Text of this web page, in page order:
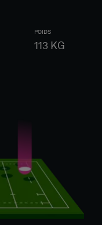
POIDS
113 KG